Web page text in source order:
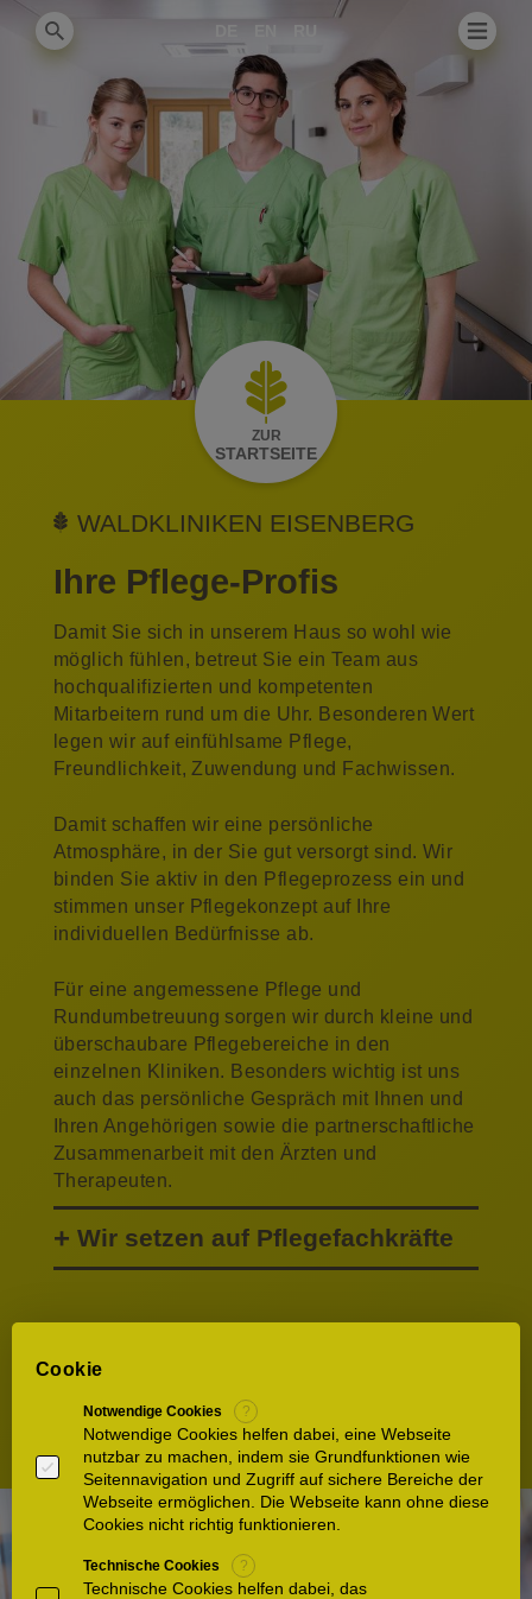
RU
ZUR
STARTSEITE
WALDKLINIKEN EISENBERG
Ihre Pflege-Profis
Damit Sie sich in unserem Haus so wohl wie
möglich fühlen, betreut Sie ein Team aus
hochqualifizierten und kompetenten
Mitarbeitern rund um die Uhr. Besonderen Wert
legen wir auf einfühlsame Pflege,
Freundlichkeit, Zuwendung und Fachwissen.
Damit schaffen wir eine persönliche
Atmosphäre, in der Sie gut versorgt sind. Wir
binden Sie aktiv in den Pflegeprozess ein und
stimmen unser Pflegekonzept auf Ihre
individuellen Bedürfnisse ab.
Für eine angemessene Pflege und
Rundumbetreuung sorgen wir durch kleine und
überschaubare Pflegebereiche in den
einzelnen Kliniken. Besonders wichtig ist uns
auch das persönliche Gespräch mit Ihnen und
Ihren Angehörigen sowie die partnerschaftliche
Zusammenarbeit mit den Ärzten und
Therapeuten.
Wir setzen auf Pflegefachkräfte
Cookie
Notwendige Cookies ?
Notwendige Cookies helfen dabei, eine Webseite
nutzbar zu machen, indem sie Grundfunktionen wie
Seitennavigation und Zugriff auf sichere Bereiche der
Webseite ermöglichen. Die Webseite kann ohne diese
Cookies nicht richtig funktionieren.
Technische Cookies ?
Technische Cookies helfen dabei, das